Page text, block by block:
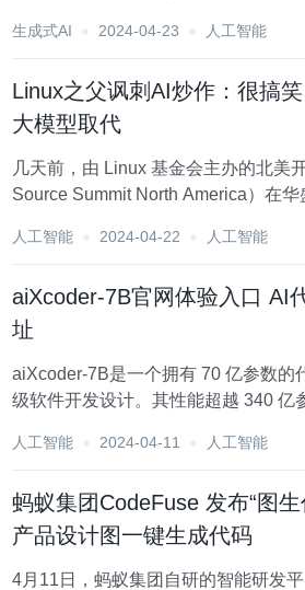
10%。 根据对598位大型企业软件工
生成式AI 2024-04-23 人工智能
Linux之父讽刺AI炒作：很搞
大模型取代
几天前，由 Linux 基金会主办的北美
Source Summit North America）在
办公室负责人 Dirk Ho...
人工智能 2024-04-22 人工智能
aiXcoder-7B官网体验入口 AI
址
aiXcoder-7B是一个拥有 70 亿参数的
级软件开发设计。其性能超越 340 亿
代码场景，生成完整代码块、偏好短
人工智能 2024-04-11 人工智能
蚂蚁集团CodeFuse 发布“图
产品设计图一键生成代码
4月11日，蚂蚁集团自研的智能研发